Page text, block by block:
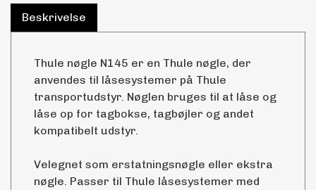
Beskrivelse
Thule nøgle N145 er en Thule nøgle, der
anvendes til låsesystemer på Thule
transportudstyr. Nøglen bruges til at låse og
låse op for tagbokse, tagbøjler og andet
kompatibelt udstyr.
Velegnet som erstatningsnøgle eller ekstra
nøgle. Passer til Thule låsesystemer med